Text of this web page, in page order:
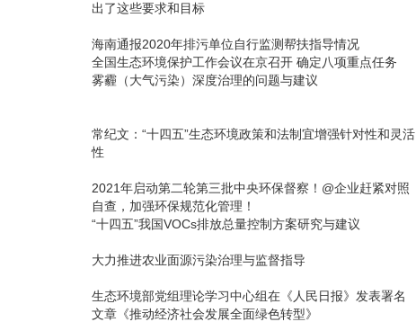
出了这些要求和目标
海南通报2020年排污单位自行监测帮扶指导情况
全国生态环境保护工作会议在京召开 确定八项重点任务
雾霾（大气污染）深度治理的问题与建议
常纪文：“十四五”生态环境政策和法制宜增强针对性和灵活
性
2021年启动第二轮第三批中央环保督察！@企业赶紧对照
自查，加强环保规范化管理！
“十四五”我国VOCs排放总量控制方案研究与建议
大力推进农业面源污染治理与监督指导
生态环境部党组理论学习中心组在《人民日报》发表署名
文章《推动经济社会发展全面绿色转型》